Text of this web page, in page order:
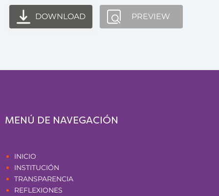
DOWNLOAD PREVIEW
MENÚ DE NAVEGACIÓN
INICIO
INSTITUCIÓN
TRANSPARENCIA
REFLEXIONES